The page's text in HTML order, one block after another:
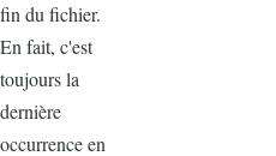
fin du fichier.
En fait, c'est
toujours la
dernière
occurrence en